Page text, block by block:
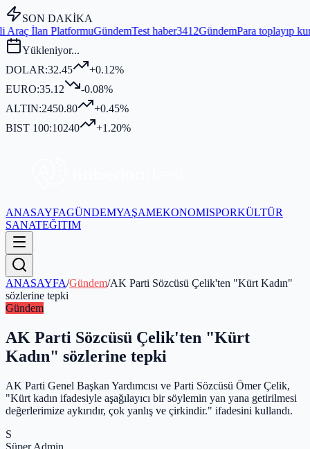
SON DAKİKA
GündemTest haber3412GündemPara toplayıp kurban kesmediği
Yükleniyor...
DOLAR:32.45
+0.12%
EURO:35.12
-0.08%
ALTIN:2450.80
+0.45%
BIST 100:10240 +1.20%
ANASAYFAGÜNDEMYAŞAMEKONOMISPORKÜLTÜR
SANATEĞITIM
ANASAYFA/Gündem/AK Parti Sözcüsü Çelik'ten "Kürt Kadın"
sözlerine tepki
Gündem
AK Parti Sözcüsü Çelik'ten "Kürt
Kadın" sözlerine tepki
AK Parti Genel Başkan Yardımcısı ve Parti Sözcüsü Ömer Çelik,
"Kürt kadın ifadesiyle aşağılayıcı bir söylemin yan yana getirilmesi
değerlerimize aykırıdır, çok yanlış ve çirkindir." ifadesini kullandı.
S
Süper Admin